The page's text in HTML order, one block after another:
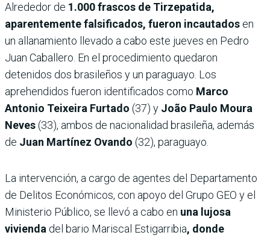
Alrededor de 1.000 frascos de Tirzepatida,
aparentemente falsificados, fueron incautados en
un allanamiento llevado a cabo este jueves en Pedro
Juan Caballero. En el procedimiento quedaron
detenidos dos brasileños y un paraguayo. Los
aprehendidos fueron identificados como Marco
Antonio Teixeira Furtado (37) y João Paulo Moura
Neves(33), ambos de nacionalidad brasileña, además
de Juan Martínez Ovando (32), paraguayo.
La intervención, a cargo de agentes del Departamento
de Delitos Económicos, con apoyo del Grupo GEO y el
Ministerio Público, se llevó a cabo en una lujosa
vivienda del bario Mariscal Estigarribia, donde